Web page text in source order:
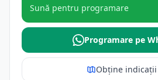
Sună pentru programare
Programare pe
Obține